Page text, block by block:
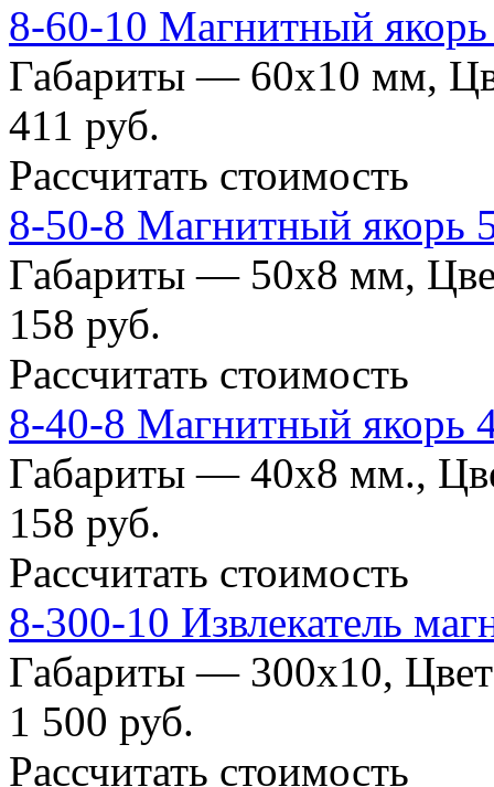
8-60-10 Магнитный
Габариты — 60х10 мм,
411 руб.
Рассчитать стоимость
8-50-8 Магнитный якорь
Габариты — 50x8 мм,
158 руб.
Рассчитать стоимость
8-40-8 Магнитный якорь
Габариты — 40х8 мм.,
158 руб.
Рассчитать стоимость
8-300-10 Извлекатель
Габариты — 300x10,
1 500 руб.
Рассчитать стоимость